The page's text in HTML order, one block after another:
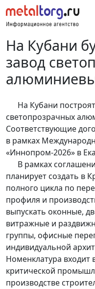
На Кубани
завод
На Кубани построят
светопрозрачных
Соответствующие
в рамках
«Иннопром-2026» в
В рамках
планирует создать в
полного цикла по
профиля и
выпускать оконные,
витражные и
группы, офисные
индивидуальной
Номенклатура
критической
производстве